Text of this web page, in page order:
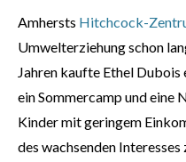
Amhersts Hitchcock-
Umwelterziehung schon
Jahren kaufte Ethel
ein Sommercamp und
Kinder mit geringem
des wachsenden